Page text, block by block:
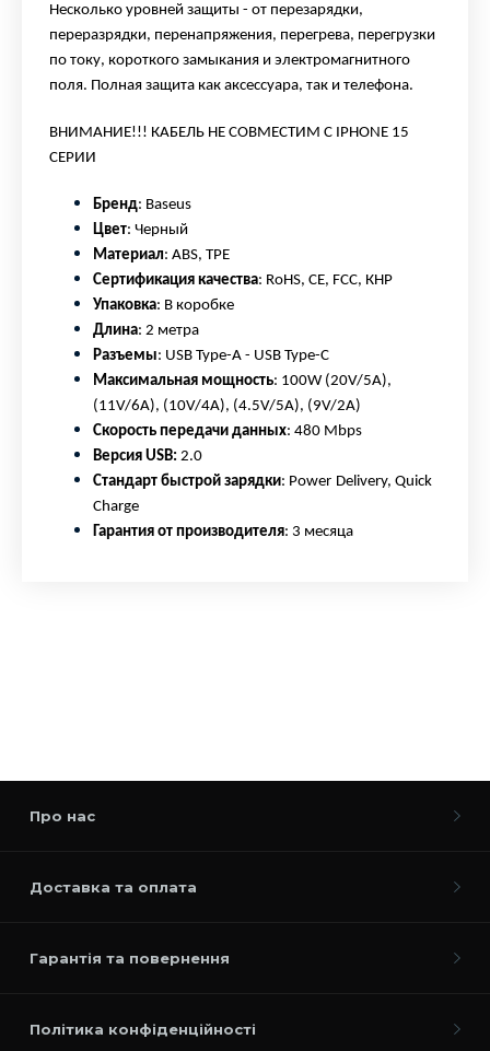
Несколько уровней защиты - от перезарядки,
переразрядки, перенапряжения, перегрева, перегрузки
по току, короткого замыкания и электромагнитного
поля. Полная защита как аксессуара, так и телефона.
ВНИМАНИЕ!!! КАБЕЛЬ НЕ СОВМЕСТИМ С IPHONE 15
СЕРИИ
Бренд: Baseus
Цвет: Черный
Материал: ABS, TPE
Сертификация качества: RoHS, CE, FCC, КНР
Упаковка: В коробке
Длина: 2 метра
Разъемы: USB Type-A - USB Type-C
Максимальная мощность: 100W (20V/5A),
(11V/6A), (10V/4A), (4.5V/5A), (9V/2A)
Скорость передачи данных: 480 Mbps
Версия USB: 2.0
Стандарт быстрой зарядки: Power Delivery, Quick
Charge
Гарантия от производителя: 3 месяца
Про нас
Доставка та оплата
Гарантія та повернення
Політика конфіденційності